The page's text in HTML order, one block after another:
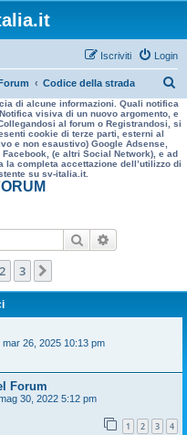
Login
Iscriviti
Codice della strada
e
r
a
di alcune informazioni. Quali notifica
visiva di un nuovo argomento, e
al forum o Registrandosi, si
cookie di terze parti, esterni al
e non esaustivo) Google Adsense,
(e altri Social Network), e ad
completa accettazione dell’utilizzo di
su sv-italia.it.
Cerca
2 3
mar 26, 2025 10:13 pm
Forum
30, 2022 5:12 pm
1 2 3 4